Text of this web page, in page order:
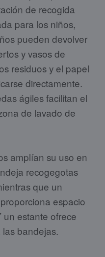
de recogida
para los niños,
pueden devolver
y vasos de
residuos y el papel
directamente.
ágiles facilitan el
de lavado de
amplían su uso en
recogegotas
que un
espacio
un estante ofrece
bandejas.